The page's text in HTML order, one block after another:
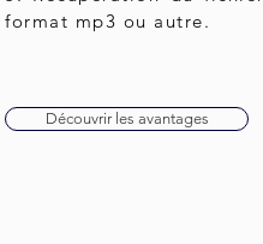
format mp3 ou autre.
Découvrir les avantages